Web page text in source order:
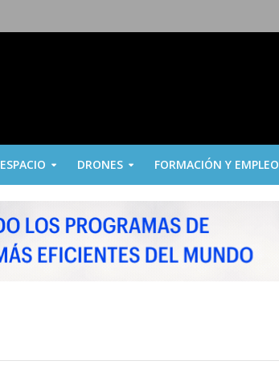
ESPACIO DRONES FORMACIÓN Y EMPLEO